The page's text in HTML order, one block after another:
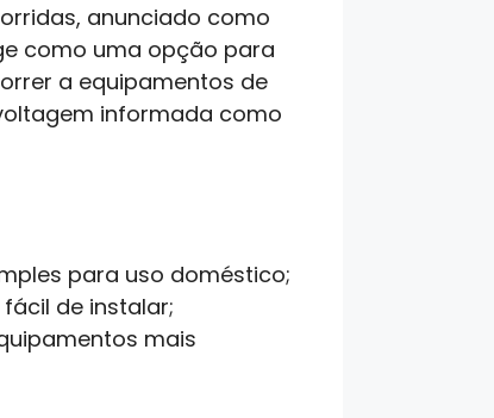
anunciado como
como uma opção para
a equipamentos de
informada como
para uso doméstico;
de instalar;
mais